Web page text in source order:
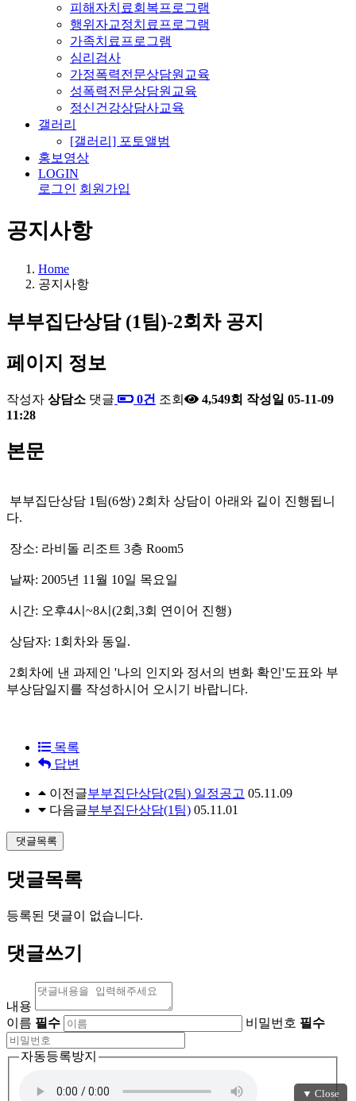
▼ Close
피해자치료회복프로그램
행위자교정치료프로그램
가족치료프로그램
심리검사
가정폭력전문상담원교육
성폭력전문상담원교육
정신건강상담사교육
갤러리
[갤러리] 포토앨범
홍보영상
LOGIN
로그인 회원가입
공지사항
Home
공지사항
부부집단상담 (1팀)-2회차 공지
페이지 정보
작성자 상담소 댓글 0건 조회 4,549회 작성일 05-11-09
11:28
본문
부부집단상담 1팀(6쌍) 2회차 상담이 아래와 깉이 진행됩니
다.
장소: 라비돌 리조트 3층 Room5
날짜: 2005년 11월 10일 목요일
시간: 오후4시~8시(2회,3회 연이어 진행)
상담자: 1회차와 동일.
2회차에 낸 과제인 '나의 인지와 정서의 변화 확인'도표와 부
부상담일지를 작성하시어 오시기 바랍니다.
목록
답변
이전글부부집단상담(2팀) 일정공고 05.11.09
다음글부부집단상담(1팀) 05.11.01
댓글목록
댓글목록
등록된 댓글이 없습니다.
댓글쓰기
내용
이름 필수 비밀번호 필수
자동등록방지